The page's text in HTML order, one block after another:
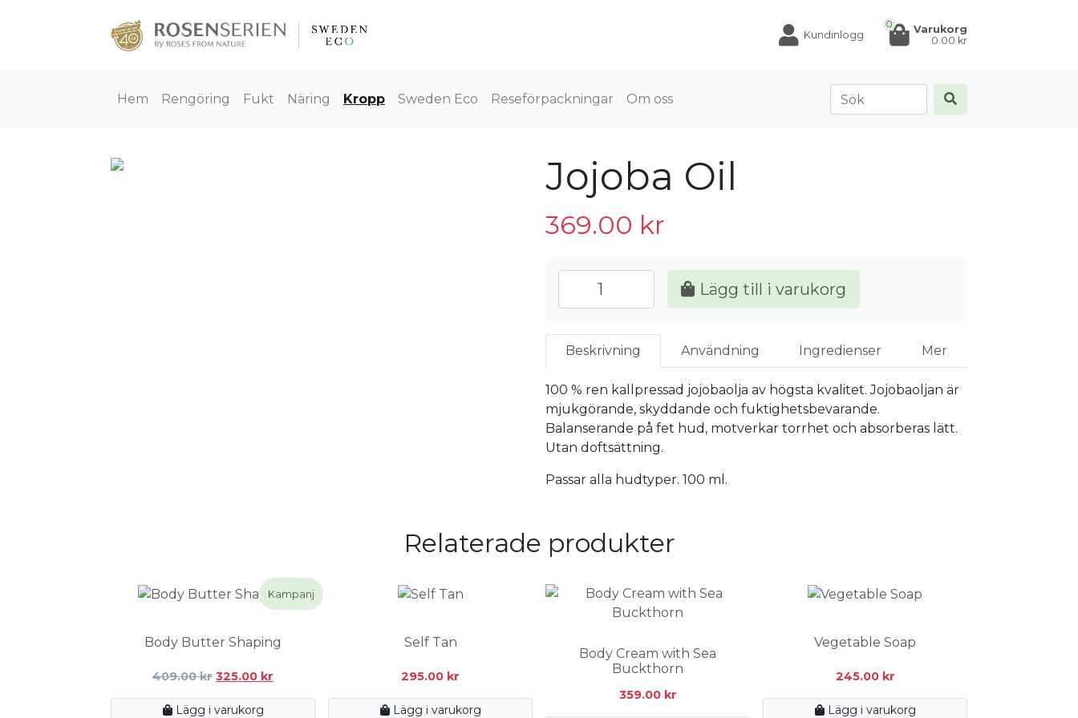
Kundinlogg
0
Varukorg
0.00 kr
Hem Rengöring Fukt Näring Kropp Sweden Eco Reseförpackningar Om oss
Jojoba Oil
369.00 kr
Lägg till i varukorg
Beskrivning Användning Ingredienser Mer
100 % ren kallpressad jojobaolja av högsta kvalitet. Jojobaoljan är
mjukgörande, skyddande och fuktighetsbevarande.
Balanserande på fet hud, motverkar torrhet och absorberas lätt.
Utan doftsättning.
Passar alla hudtyper. 100 ml.
Relaterade produkter
Kampanj
Body Butter Shaping
409.00kr Det
priset
325.00 kr
Lägg i varukorg
Self Tan
295.00 kr
Lägg i varukorg
Body Cream with Sea
Buckthorn
359.00 kr
Vegetable Soap
245.00 kr
Lägg i varukorg